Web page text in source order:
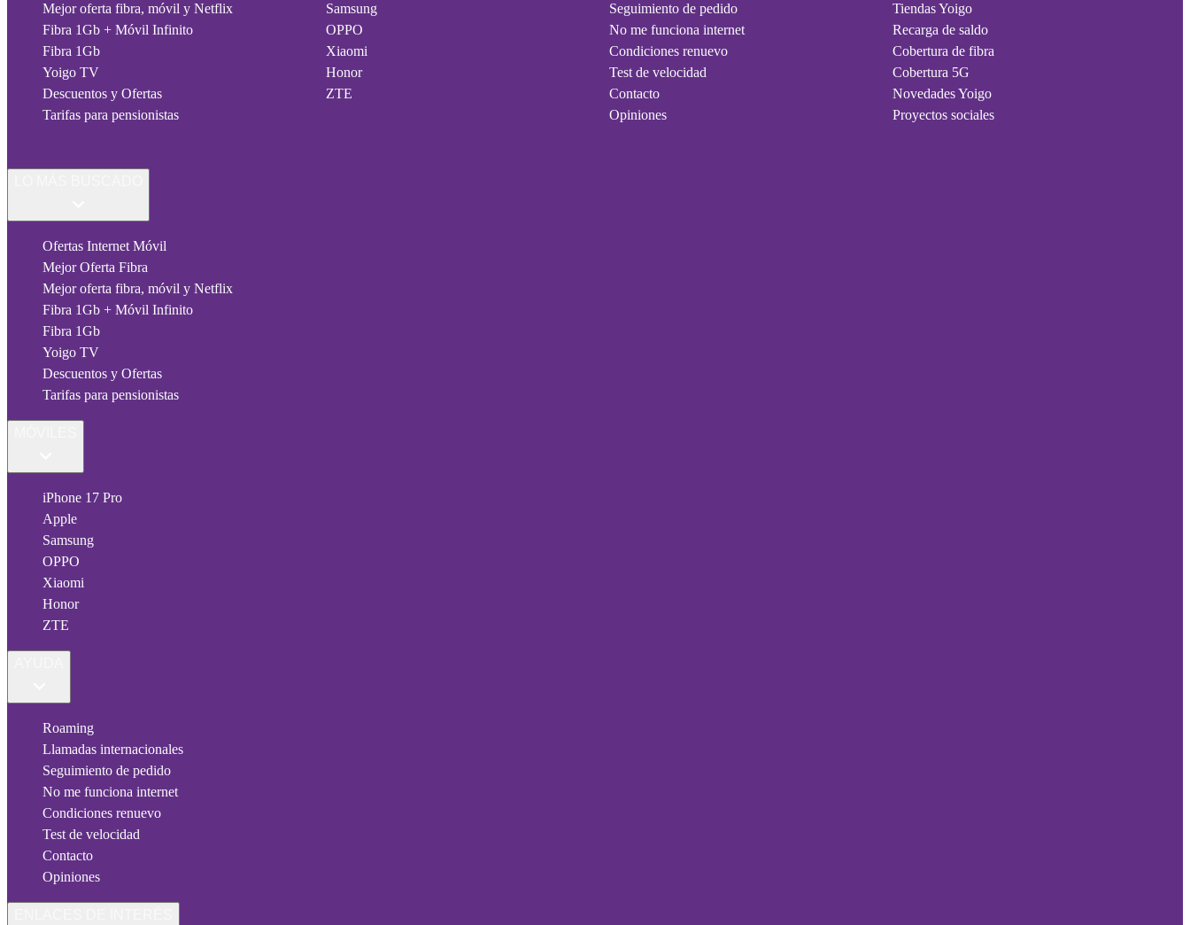
Mejor oferta fibra, móvil y Netflix
Fibra 1Gb + Móvil Infinito
Fibra 1Gb
Yoigo TV
Descuentos y Ofertas
Tarifas para pensionistas
Samsung
OPPO
Xiaomi
Honor
ZTE
Seguimiento de pedido
No me funciona internet
Condiciones renuevo
Test de velocidad
Contacto
Opiniones
Tiendas Yoigo
Recarga de saldo
Cobertura de fibra
Cobertura 5G
Novedades Yoigo
Proyectos sociales
Ofertas Internet Móvil
Mejor Oferta Fibra
Mejor oferta fibra, móvil y Netflix
Fibra 1Gb + Móvil Infinito
Fibra 1Gb
Yoigo TV
Descuentos y Ofertas
Tarifas para pensionistas
iPhone 17 Pro
Apple
Samsung
OPPO
Xiaomi
Honor
ZTE
Roaming
Llamadas internacionales
Seguimiento de pedido
No me funciona internet
Condiciones renuevo
Test de velocidad
Contacto
Opiniones